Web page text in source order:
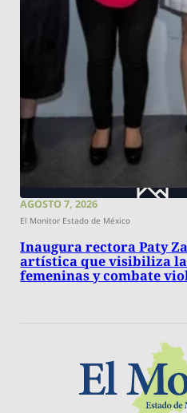
AGOSTO 7, 2026
El Monitor Estado de México
Inaugura rectora Paty
artística que visibiliza
femeninas y combate